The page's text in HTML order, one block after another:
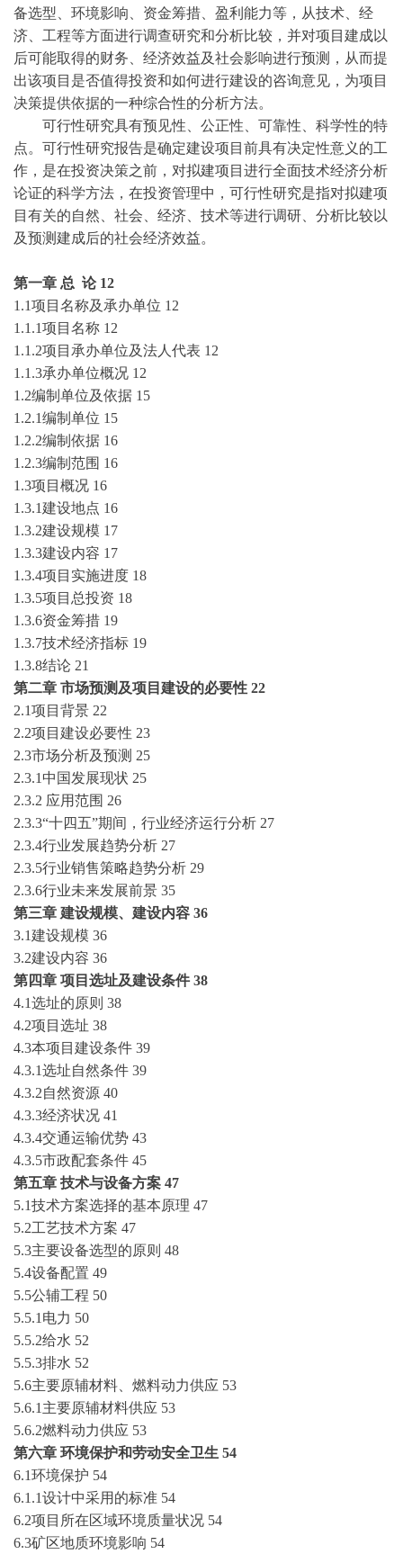
备选型、环境影响、资金筹措、盈利能力等，从技术、经
济、工程等方面进行调查研究和分析比较，并对项目建成以
后可能取得的财务、经济效益及社会影响进行预测，从而提
出该项目是否值得投资和如何进行建设的咨询意见，为项目
决策提供依据的一种综合性的分析方法。
可行性研究具有预见性、公正性、可靠性、科学性的特
点。可行性研究报告是确定建设项目前具有决定性意义的工
作，是在投资决策之前，对拟建项目进行全面技术经济分析
论证的科学方法，在投资管理中，可行性研究是指对拟建项
目有关的自然、社会、经济、技术等进行调研、分析比较以
及预测建成后的社会经济效益。
第一章 总 论 12
1.1项目名称及承办单位 12
1.1.1项目名称 12
1.1.2项目承办单位及法人代表 12
1.1.3承办单位概况 12
1.2编制单位及依据 15
1.2.1编制单位 15
1.2.2编制依据 16
1.2.3编制范围 16
1.3项目概况 16
1.3.1建设地点 16
1.3.2建设规模 17
1.3.3建设内容 17
1.3.4项目实施进度 18
1.3.5项目总投资 18
1.3.6资金筹措 19
1.3.7技术经济指标 19
1.3.8结论 21
第二章 市场预测及项目建设的必要性 22
2.1项目背景 22
2.2项目建设必要性 23
2.3市场分析及预测 25
2.3.1中国发展现状 25
2.3.2 应用范围 26
2.3.3“十四五”期间，行业经济运行分析 27
2.3.4行业发展趋势分析 27
2.3.5行业销售策略趋势分析 29
2.3.6行业未来发展前景 35
第三章 建设规模、建设内容 36
3.1建设规模 36
3.2建设内容 36
第四章 项目选址及建设条件 38
4.1选址的原则 38
4.2项目选址 38
4.3本项目建设条件 39
4.3.1选址自然条件 39
4.3.2自然资源 40
4.3.3经济状况 41
4.3.4交通运输优势 43
4.3.5市政配套条件 45
第五章 技术与设备方案 47
5.1技术方案选择的基本原理 47
5.2工艺技术方案 47
5.3主要设备选型的原则 48
5.4设备配置 49
5.5公辅工程 50
5.5.1电力 50
5.5.2给水 52
5.5.3排水 52
5.6主要原辅材料、燃料动力供应 53
5.6.1主要原辅材料供应 53
5.6.2燃料动力供应 53
第六章 环境保护和劳动安全卫生 54
6.1环境保护 54
6.1.1设计中采用的标准 54
6.2项目所在区域环境质量状况 54
6.3矿区地质环境影响 54